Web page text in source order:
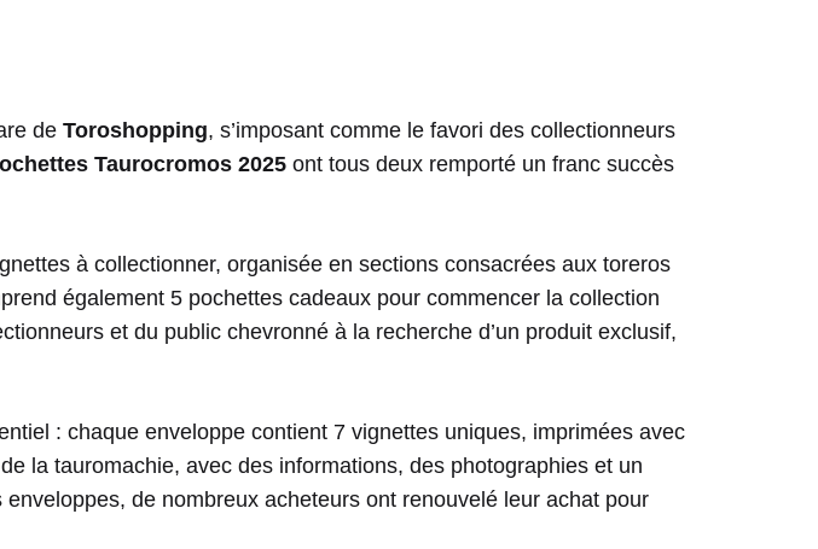
de Toroshopping, s’imposant comme le favori des collectionneurs
Taurocromos 2025 ont tous deux remporté un franc succès
à collectionner, organisée en sections consacrées aux toreros
également 5 pochettes cadeaux pour commencer la collection
et du public chevronné à la recherche d’un produit exclusif,
: chaque enveloppe contient 7 vignettes uniques, imprimées avec
la tauromachie, avec des informations, des photographies et un
de nombreux acheteurs ont renouvelé leur achat pour